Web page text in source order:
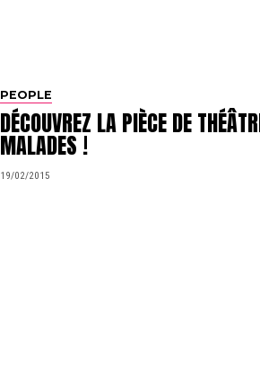
PEOPLE
DÉCOUVREZ LA PIÈCE DE
MALADES !
19/02/2015